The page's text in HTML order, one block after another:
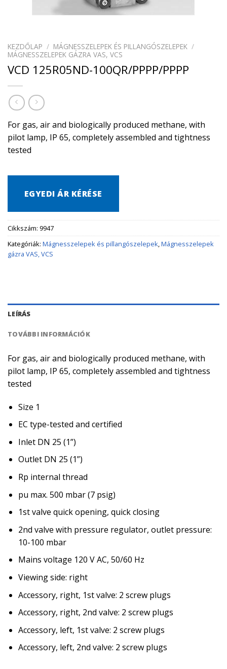
KEZDŐLAP / MÁGNESSZELEPEK ÉS PILLANGÓSZELEPEK /
MÁGNESSZELEPEK GÁZRA VAS, VCS
VCD 125R05ND-100QR/PPPP/PPPP
For gas, air and biologically produced methane, with
pilot lamp, IP 65, completely assembled and tightness
tested
EGYEDI ÁR KÉRÉSE
Cikkszám: 9947
Kategóriák: Mágnesszelepek és pillangószelepek,Mágnesszelepek
gázra VAS, VCS
LEÍRÁS
TOVÁBBI INFORMÁCIÓK
For gas, air and biologically produced methane, with
pilot lamp, IP 65, completely assembled and tightness
tested
Size 1
EC type-tested and certified
Inlet DN 25 (1”)
Outlet DN 25 (1”)
Rp internal thread
pu max. 500 mbar (7 psig)
1st valve quick opening, quick closing
2nd valve with pressure regulator, outlet pressure:
10-100 mbar
Mains voltage 120 V AC, 50/60 Hz
Viewing side: right
Accessory, right, 1st valve: 2 screw plugs
Accessory, right, 2nd valve: 2 screw plugs
Accessory, left, 1st valve: 2 screw plugs
Accessory, left, 2nd valve: 2 screw plugs